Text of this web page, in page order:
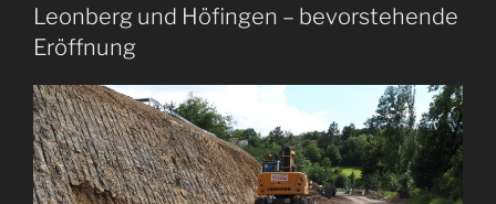
Leonberg und Höfingen – bevorstehende
Eröffnung